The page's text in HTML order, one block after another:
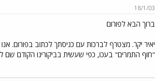
18/1/03
ברוך הבא לפורום
"חוף התמרים" בעכו, כפי שעשית בביקורינו הקודם שם לפני כ-3 שנים. אגב - מזמן לא ביקרת אצלנו בחוג במפעל, אתה